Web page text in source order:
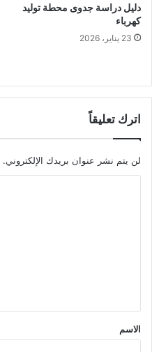
دليل دراسة جدوى محطة توليد
كهرباء
23 يناير، 2026
اترك تعليقاً
لن يتم نشر عنوان بريدك الإلكتروني.
ق
*
الاسم